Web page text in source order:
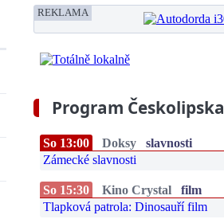
REKLAMA
Program Českolipska
So 13:00 Doksy
slavnosti
Zámecké slavnosti
So 15:30 Kino Crystal
film
Tlapková patrola: Dinosauří film